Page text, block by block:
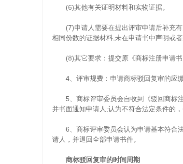
(6)其他有关证明材料和实物证据。
(7)申请人需要在提出评审申请后补充有
相同份数的证据材料;未在申请书中声明或
(8)其它要求：提交原《商标注册申请书
4、评审规费：申请商标驳回复审的应缴
5、商标评审委员会自收到《驳回商标注
并书面通知申请人;认为不符合法定条件的
6、商标评审委员会认为申请基本符合法
请人，并退回全部申请书件。
商标驳回复审的时间周期